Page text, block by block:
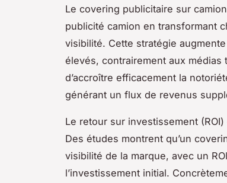
Le covering publicitaire sur
publicité camion en transformant
visibilité. Cette stratégie
élevés, contrairement aux
d’accroître efficacement la
générant un flux de revenus
Le retour sur investissement
Des études montrent qu’un
visibilité de la marque, avec un
l’investissement initial.